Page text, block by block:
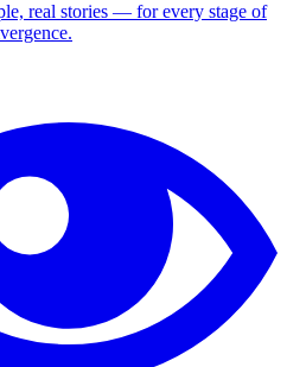
real stories — for every stage of